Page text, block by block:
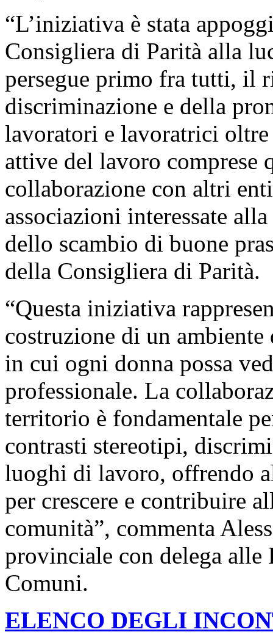
“L’iniziativa è stata
Consigliera di Parità alla
persegue primo fra tutti, il
discriminazione e della
lavoratori e lavoratrici
attive del lavoro comprese
collaborazione con altri
associazioni interessate
dello scambio di buone
della Consigliera di Parità.
“Questa iniziativa
costruzione di un
in cui ogni donna possa
professionale. La
territorio è fondamentale
contrasti stereotipi,
luoghi di lavoro, offrendo
per crescere e contribuire
comunità”, commenta
provinciale con delega
Comuni.
ELENCO DEGLI